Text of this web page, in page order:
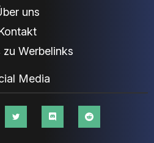
uns
zu Werbelinks
Media